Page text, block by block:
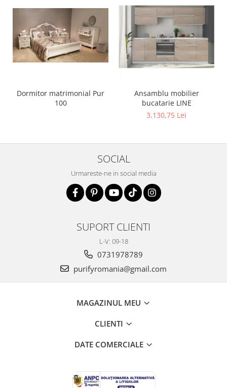
Dormitor matrimonial Pur
100
Ansamblu mobilier
bucatarie LINE
3.130,75 Lei
SOCIAL
Urmareste-ne in social media
SUPORT CLIENTI
L-V: 09-18
0731978789
purifyromania@gmail.com
MAGAZINUL MEU
CLIENTI
DATE COMERCIALE